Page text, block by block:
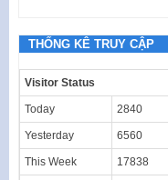
THỐNG KÊ TRUY CẬP
Visitor Status
Today 2840
Yesterday 6560
This Week 17838